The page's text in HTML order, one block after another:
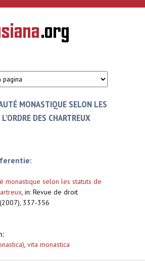
gaan
MONASTIQUE SELON LES
DES CHARTREUX
monastique selon les statuts de
, in: Revue de droit
337‐356
, vita monastica